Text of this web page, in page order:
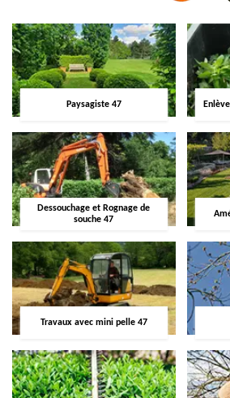
Paysagiste 47
Dessouchage et Rognage de
souche 47
Travaux avec mini pelle 47